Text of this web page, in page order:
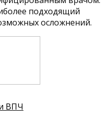
подходящий
осложнений.
ВПЧ